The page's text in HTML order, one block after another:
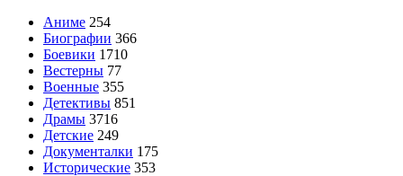
Аниме 254
Биографии 366
Боевики 1710
Вестерны 77
Военные 355
Детективы 851
Драмы 3716
Детские 249
Документалки 175
Исторические 353